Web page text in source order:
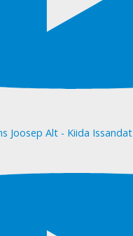
Joosep Alt - Kiida Issandat